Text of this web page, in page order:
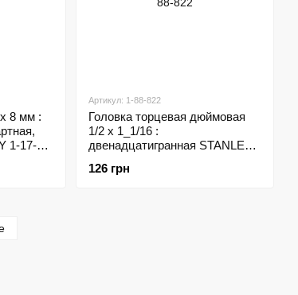
8 мм :
1-17-
Артикул: 1-88-822
Головка торцевая дюймовая
1/2 х 1_1/16 :
двенадцатигранная STANLEY
126 грн